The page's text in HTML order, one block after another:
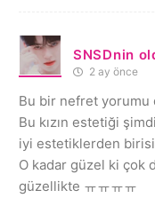
SNSDnin
2 ay önce
Bu bir nefret yorumu
Bu kızın estetiği
iyi estetiklerden birisi
O kadar güzel ki çok
güzellikte ㅠㅠㅠㅠ